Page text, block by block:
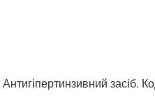
Антигіпертинзивний засіб.